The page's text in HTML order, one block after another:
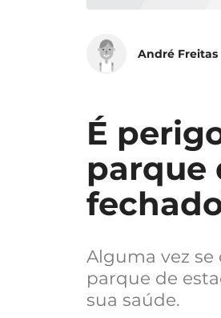
André Freitas
É
parque
Alguma vez
parque de
sua saúde.